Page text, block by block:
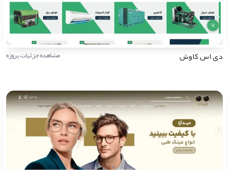
دی اس کاوش مشاهده جزئیات پروژه